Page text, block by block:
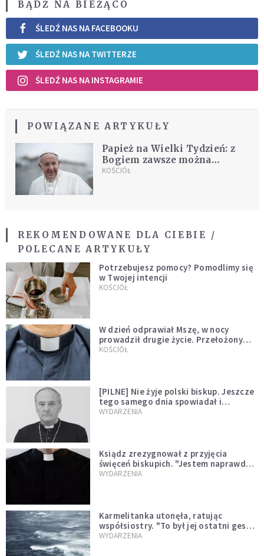
BĄDŹ NA BIEŻĄCO
ŚLEDŹ NAS NA FACEBOOKU
ŚLEDŹ NAS NA TWITTERZE
ŚLEDŹ NAS NA INSTAGRAMIE
POWIĄZANE ARTYKUŁY
Papież na Wielki Tydzień: z
Bogiem zawsze można
powrócić do życia
KOŚCIÓŁ
REKOMENDOWANE DLA CIEBIE /
POLECANE ARTYKUŁY
Potrzebujesz pomocy? Pomodlimy się
w Twojej intencji
KOŚCIÓŁ
W dzień odprawiał Mszę, w nocy
prowadził drugie życie. Przełożony
kazał mu opuścić zakon
KOŚCIÓŁ
[PILNE] Nie żyje polski biskup. Jeszcze
tego samego dnia spowiadał i
sprawował Mszę świętą
WYDARZENIA
Ksiądz zrezygnował z przyjęcia
święceń biskupich. "Jestem naprawdę
niegodny"
WYDARZENIA
Karmelitanka utonęła, ratując
współsiostry. "To był jej ostatni gest
miłości"
WYDARZENIA